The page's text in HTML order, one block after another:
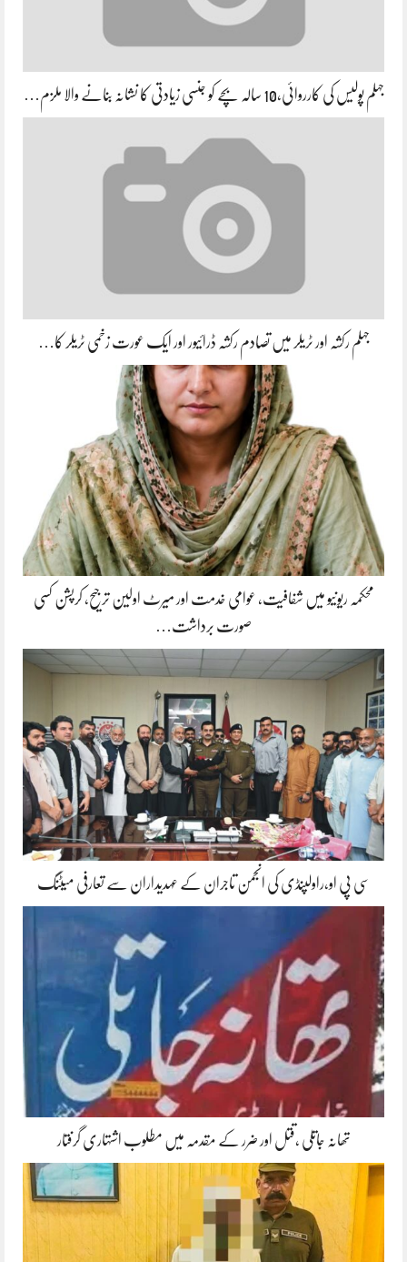
جہلم پولیس کی کارروائی،10 سالہ بچے کو جنسی زیادتی کا نشانہ بنانے والا ملزم…
جہلم رکشہ اور ٹریلر میں تصادم رکشہ ڈرائیور اور ایک عورت زخمی ٹریلر کا…
محکمہ ریونیو میں شفافیت، عوامی خدمت اور میرٹ اولین ترجیح، کرپشن کسی
صورت برداشت…
سی پی او،راولپنڈی کی انجمن تاجران کے عہدیداران سے تعارفی میٹنگ
تھانہ جاتلی ،قتل اور ضرر کے مقدمہ میں مطلوب اشتہاری گرفتار